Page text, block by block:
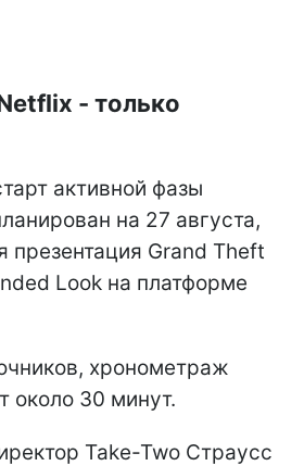
- только
активной фазы
на 27 августа,
презентация Grand Theft
Look на платформе
хронометраж
около 30 минут.
Take-Two Страусс